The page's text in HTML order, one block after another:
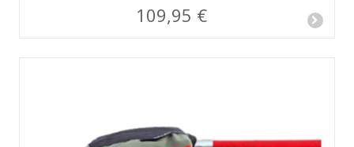
109,95 €